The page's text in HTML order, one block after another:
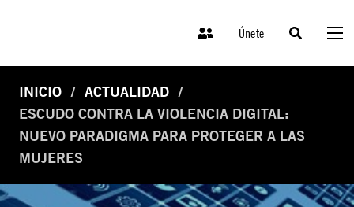
Únete
INICIO
ACTUALIDAD
ESCUDO CONTRA LA VIOLENCIA DIGITAL:
NUEVO PARADIGMA PARA PROTEGER A LAS
MUJERES